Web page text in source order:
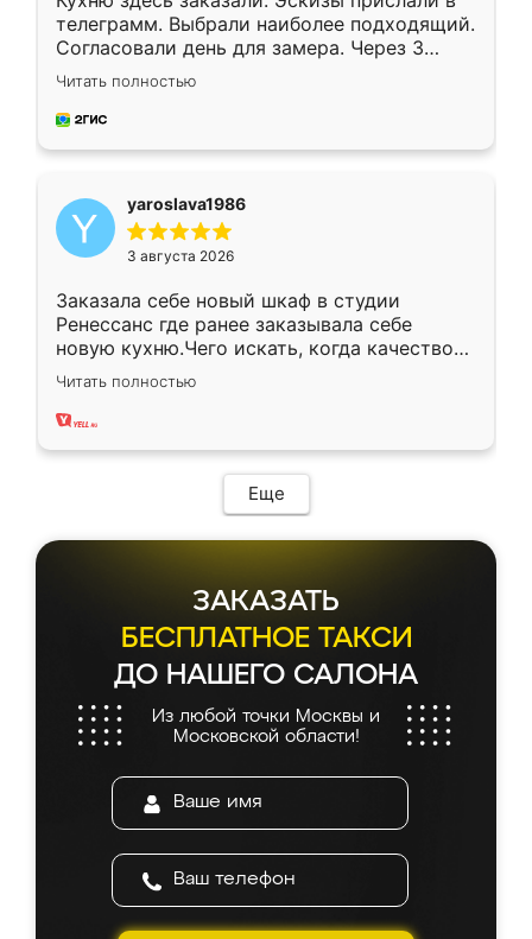
телеграмм. Выбрали наиболее подходящий.
Согласовали день для замера. Через 3
недели кухня была уже готова. Остались
довольны работой. Спасибо Ренессанс
мебель за качественную работу!
Читать полностью
yaroslava1986
3 августа 2026
Заказала себе новый шкаф в студии
Ренессанс где ранее заказывала себе
новую кухню.Чего искать, когда качеством
вполне довольна. Служит кухня уже почти
два года, нареканий нет.
Читать полностью
Еще
ЗАКАЗАТЬ
БЕСПЛАТНОЕ ТАКСИ
ДО НАШЕГО САЛОНА
Из любой точки Москвы и
Московской области!